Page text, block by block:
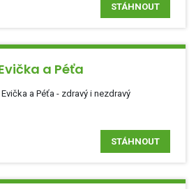
STÁHNOUT
a Péťa
a Péťa - zdravý i nezdravý
STÁHNOUT